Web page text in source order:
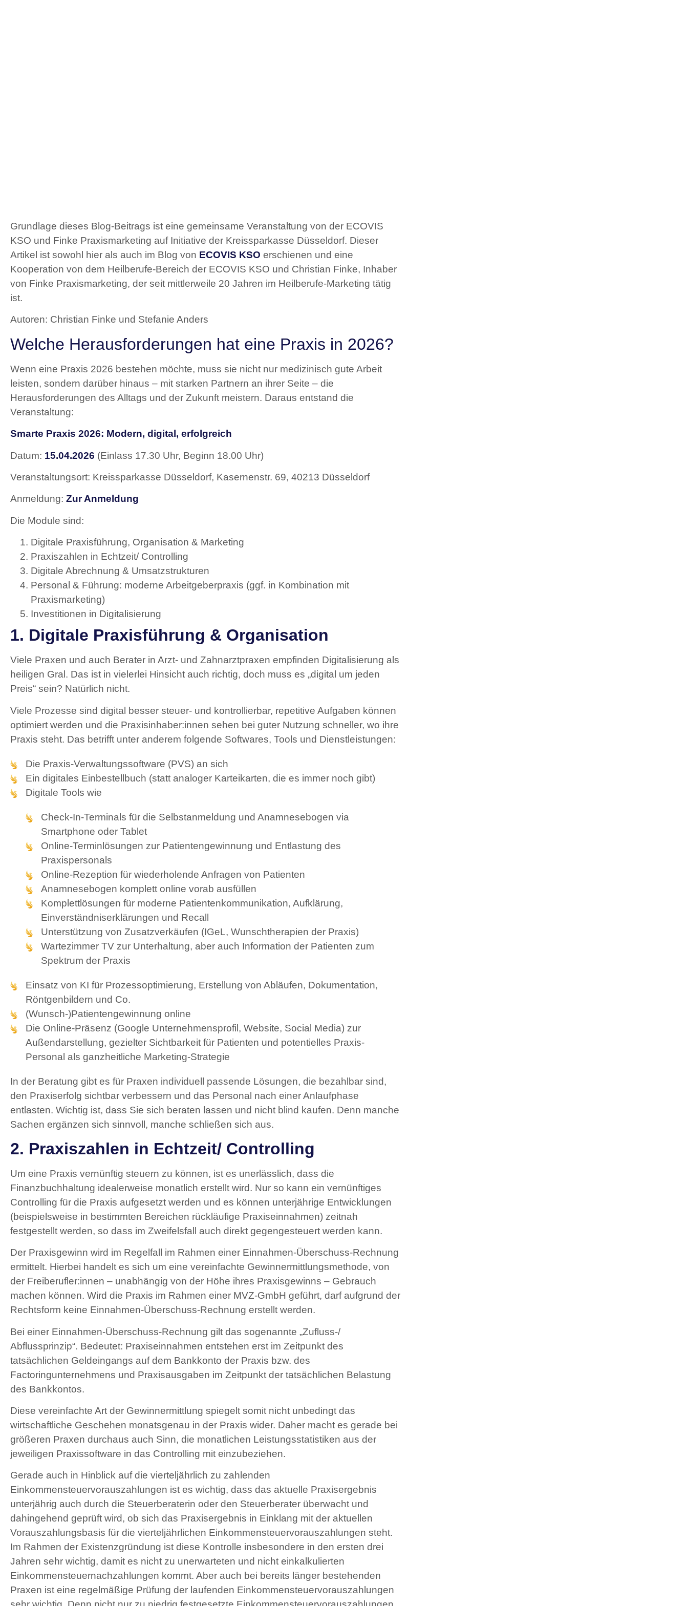
Grundlage dieses Blog-Beitrags ist eine gemeinsame Veranstaltung von der ECOVIS
KSO und Finke Praxismarketing auf Initiative der Kreissparkasse Düsseldorf. Dieser
Artikel ist sowohl hier als auch im Blog von ECOVIS KSO erschienen und eine
Kooperation von dem Heilberufe-Bereich der ECOVIS KSO und Christian Finke, Inhaber
von Finke Praxismarketing, der seit mittlerweile 20 Jahren im Heilberufe-Marketing tätig
ist.
Autoren: Christian Finke und Stefanie Anders
Welche Herausforderungen hat eine Praxis in 2026?
Wenn eine Praxis 2026 bestehen möchte, muss sie nicht nur medizinisch gute Arbeit
leisten, sondern darüber hinaus – mit starken Partnern an ihrer Seite – die
Herausforderungen des Alltags und der Zukunft meistern. Daraus entstand die
Veranstaltung:
Smarte Praxis 2026: Modern, digital, erfolgreich
Datum: 15.04.2026 (Einlass 17.30 Uhr, Beginn 18.00 Uhr)
Veranstaltungsort: Kreissparkasse Düsseldorf, Kasernenstr. 69, 40213 Düsseldorf
Anmeldung: Zur Anmeldung
Die Module sind:
Digitale Praxisführung, Organisation & Marketing
Praxiszahlen in Echtzeit/ Controlling
Digitale Abrechnung & Umsatzstrukturen
Personal & Führung: moderne Arbeitgeberpraxis (ggf. in Kombination mit
Praxismarketing)
Investitionen in Digitalisierung
1. Digitale Praxisführung & Organisation
Viele Praxen und auch Berater in Arzt- und Zahnarztpraxen empfinden Digitalisierung als
heiligen Gral. Das ist in vielerlei Hinsicht auch richtig, doch muss es „digital um jeden
Preis“ sein? Natürlich nicht.
Viele Prozesse sind digital besser steuer- und kontrollierbar, repetitive Aufgaben können
optimiert werden und die Praxisinhaber:innen sehen bei guter Nutzung schneller, wo ihre
Praxis steht. Das betrifft unter anderem folgende Softwares, Tools und Dienstleistungen:
Die Praxis-Verwaltungssoftware (PVS) an sich
Ein digitales Einbestellbuch (statt analoger Karteikarten, die es immer noch gibt)
Digitale Tools wie
Check-In-Terminals für die Selbstanmeldung und Anamnesebogen via
Smartphone oder Tablet
Online-Terminlösungen zur Patientengewinnung und Entlastung des
Praxispersonals
Online-Rezeption für wiederholende Anfragen von Patienten
Anamnesebogen komplett online vorab ausfüllen
Komplettlösungen für moderne Patientenkommunikation, Aufklärung,
Einverständniserklärungen und Recall
Unterstützung von Zusatzverkäufen (IGeL, Wunschtherapien der Praxis)
Wartezimmer TV zur Unterhaltung, aber auch Information der Patienten zum
Spektrum der Praxis
Einsatz von KI für Prozessoptimierung, Erstellung von Abläufen, Dokumentation,
Röntgenbildern und Co.
(Wunsch-)Patientengewinnung online
Die Online-Präsenz (Google Unternehmensprofil, Website, Social Media) zur
Außendarstellung, gezielter Sichtbarkeit für Patienten und potentielles Praxis-
Personal als ganzheitliche Marketing-Strategie
In der Beratung gibt es für Praxen individuell passende Lösungen, die bezahlbar sind,
den Praxiserfolg sichtbar verbessern und das Personal nach einer Anlaufphase
entlasten. Wichtig ist, dass Sie sich beraten lassen und nicht blind kaufen. Denn manche
Sachen ergänzen sich sinnvoll, manche schließen sich aus.
2. Praxiszahlen in Echtzeit/ Controlling
Um eine Praxis vernünftig steuern zu können, ist es unerlässlich, dass die
Finanzbuchhaltung idealerweise monatlich erstellt wird. Nur so kann ein vernünftiges
Controlling für die Praxis aufgesetzt werden und es können unterjährige Entwicklungen
(beispielsweise in bestimmten Bereichen rückläufige Praxiseinnahmen) zeitnah
festgestellt werden, so dass im Zweifelsfall auch direkt gegengesteuert werden kann.
Der Praxisgewinn wird im Regelfall im Rahmen einer Einnahmen-Überschuss-Rechnung
ermittelt. Hierbei handelt es sich um eine vereinfachte Gewinnermittlungsmethode, von
der Freiberufler:innen – unabhängig von der Höhe ihres Praxisgewinns – Gebrauch
machen können. Wird die Praxis im Rahmen einer MVZ-GmbH geführt, darf aufgrund der
Rechtsform keine Einnahmen-Überschuss-Rechnung erstellt werden.
Bei einer Einnahmen-Überschuss-Rechnung gilt das sogenannte „Zufluss-/
Abflussprinzip“. Bedeutet: Praxiseinnahmen entstehen erst im Zeitpunkt des
tatsächlichen Geldeingangs auf dem Bankkonto der Praxis bzw. des
Factoringunternehmens und Praxisausgaben im Zeitpunkt der tatsächlichen Belastung
des Bankkontos.
Diese vereinfachte Art der Gewinnermittlung spiegelt somit nicht unbedingt das
wirtschaftliche Geschehen monatsgenau in der Praxis wider. Daher macht es gerade bei
größeren Praxen durchaus auch Sinn, die monatlichen Leistungsstatistiken aus der
jeweiligen Praxissoftware in das Controlling mit einzubeziehen.
Gerade auch in Hinblick auf die vierteljährlich zu zahlenden
Einkommensteuervorauszahlungen ist es wichtig, dass das aktuelle Praxisergebnis
unterjährig auch durch die Steuerberaterin oder den Steuerberater überwacht und
dahingehend geprüft wird, ob sich das Praxisergebnis in Einklang mit der aktuellen
Vorauszahlungsbasis für die vierteljährlichen Einkommensteuervorauszahlungen steht.
Im Rahmen der Existenzgründung ist diese Kontrolle insbesondere in den ersten drei
Jahren sehr wichtig, damit es nicht zu unerwarteten und nicht einkalkulierten
Einkommensteuernachzahlungen kommt. Aber auch bei bereits länger bestehenden
Praxen ist eine regelmäßige Prüfung der laufenden Einkommensteuervorauszahlungen